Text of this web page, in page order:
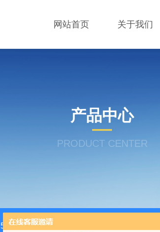
网站首页 关于我们
产品中心
PRODUCT CENTER
500次MTS细胞增殖与细胞毒性检测试剂盒